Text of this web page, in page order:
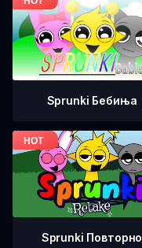
Sprunki Бебиња
Sprunki Повторно